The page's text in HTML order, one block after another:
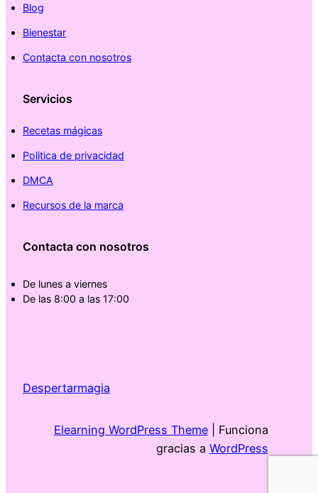
Blog
Bienestar
Contacta con nosotros
Servicios
Recetas mágicas
Politica de privacidad
DMCA
Recursos de la marca
Contacta con nosotros
De lunes a viernes
De las 8:00 a las 17:00
Despertarmagia
Elearning WordPress Theme| Funciona
gracias a WordPress